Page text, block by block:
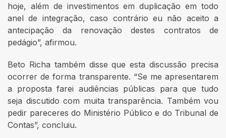
hoje, além de investimentos em duplicação em todo
anel de integração, caso contrário eu não aceito a
antecipação da renovação destes contratos de
pedágio”, afirmou.
Beto Richa também disse que esta discussão precisa
ocorrer de forma transparente. “Se me apresentarem
a proposta farei audiências públicas para que tudo
seja discutido com muita transparência. Também vou
pedir pareceres do Ministério Público e do Tribunal de
Contas”, concluiu.